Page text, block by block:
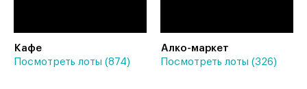
Кафе
Посмотреть лоты (874)
Алко-маркет
Посмотреть лоты (326)